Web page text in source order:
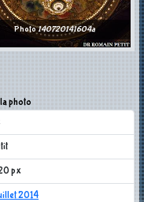
photo
px
2014
Photo140720141604a